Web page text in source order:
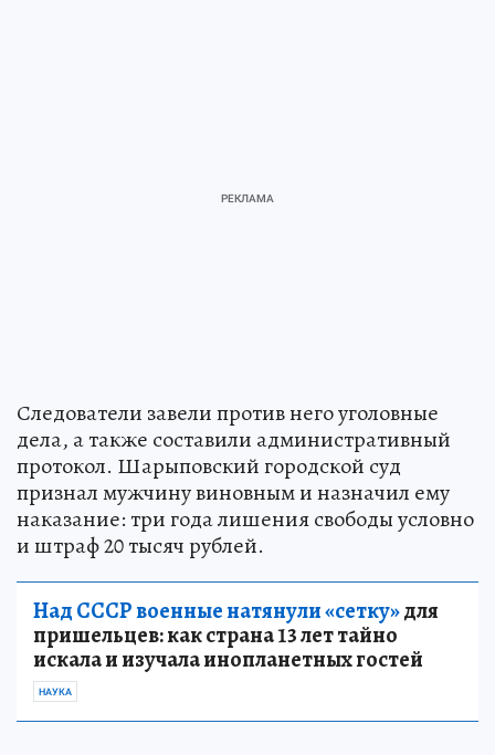
Следователи завели против него уголовные
дела, а также составили административный
протокол. Шарыповский городской суд
признал мужчину виновным и назначил ему
наказание: три года лишения свободы условно
и штраф 20 тысяч рублей.
Над СССР военные натянули «сетку»для
пришельцев: как страна 13 лет тайно
искала и изучала инопланетных гостей
НАУКА